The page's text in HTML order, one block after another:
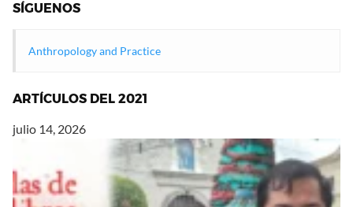
SÍGUENOS
Anthropology and Practice
ARTÍCULOS DEL 2021
julio 14, 2026